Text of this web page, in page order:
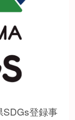
SDGs登録事